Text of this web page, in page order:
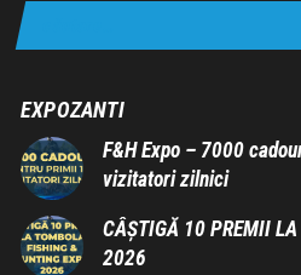
EXPOZANTI
F&H Expo – 7000
vizitatori zilnici
CÂȘTIGĂ 10 PREMII
2026